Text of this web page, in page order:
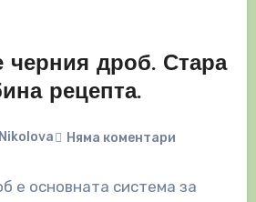
черния дроб. Стара
рецепта.
Няма коментари
е основната система за